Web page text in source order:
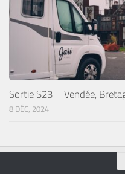
Sortie S23 – Vendée,
8 DÉC, 2024